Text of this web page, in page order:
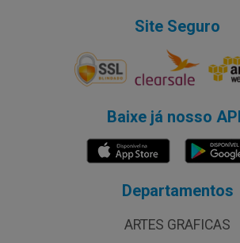
Site Seguro
Baixe já nosso
Departamentos
ARTES GRAFICAS